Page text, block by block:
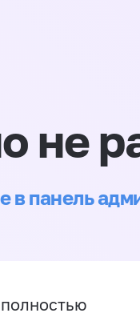
не
в панель
полностью